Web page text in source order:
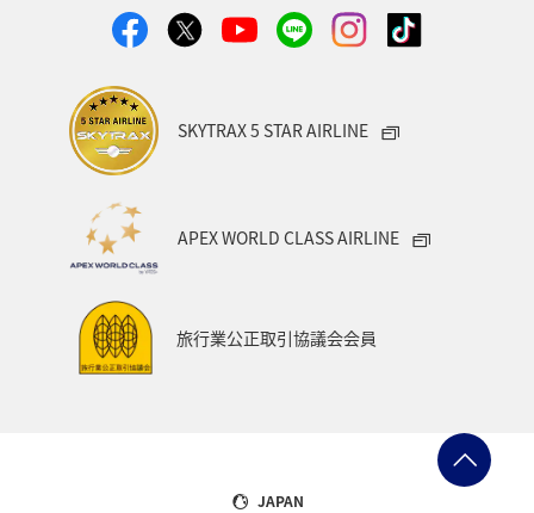
SKYTRAX 5 STAR AIRLINE
APEX WORLD CLASS AIRLINE
旅行業公正取引協議会会員
JAPAN